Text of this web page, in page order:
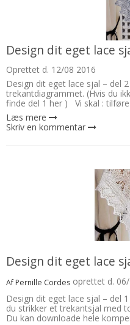
Design dit eget lace
Oprettet d. 12/08 2016
Design dit eget lace sjal – del
trekantdiagrammet. (Hvis du
finde del 1 her ) Vi skal :
Læs mere
Skriv en kommentar
Design dit eget lace
AfPernille Cordes oprettet d.
Design dit eget lace sjal – del
du strikker et trekantsjal med
Du kan downloade hele